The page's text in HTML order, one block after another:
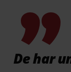
De har